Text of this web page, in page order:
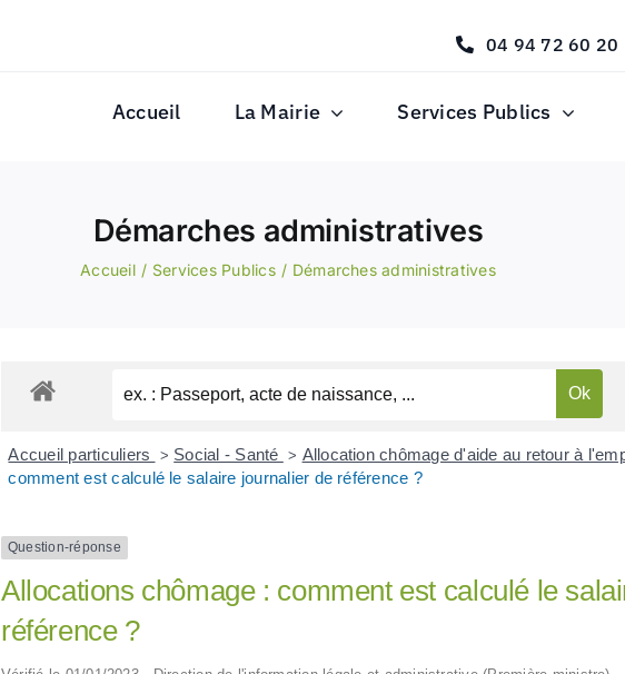
04 94 72 60 20
Accueil La Mairie Services Publics
Démarches administratives
Accueil Services Publics Démarches administratives
Accueil particuliers > Social - Santé > Allocation chômage d'aide au retour à
comment est calculé le salaire journalier de référence ?
Question-réponse
Allocations chômage : comment est calculé le
référence ?